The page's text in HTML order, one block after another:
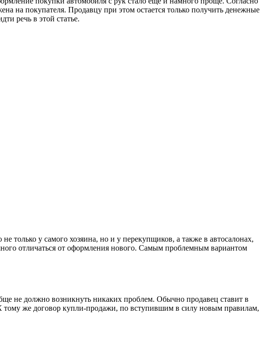
на покупателя. Продавцу при этом остается только получить денежные
речь в этой статье.
только у самого хозяина, но и у перекупщиков, а также в автосалонах,
отличаться от оформления нового. Самым проблемным вариантом
не должно возникнуть никаких проблем. Обычно продавец ставит в
тому же договор купли-продажи, по вступившим в силу новым правилам,